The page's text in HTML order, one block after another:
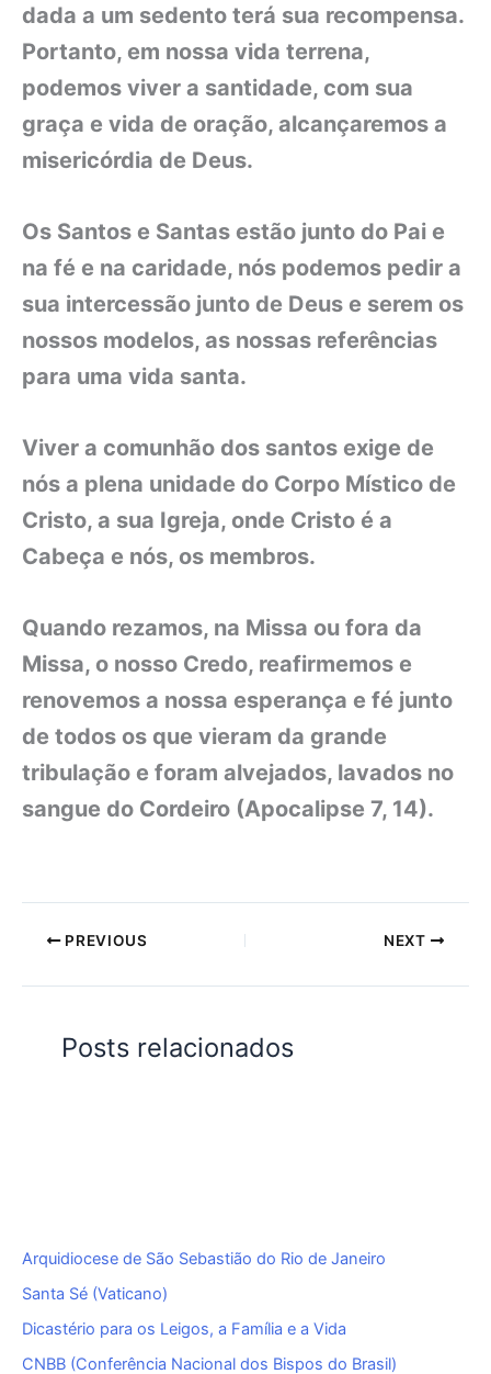
dada a um sedento terá sua recompensa.
Portanto, em nossa vida terrena,
podemos viver a santidade, com sua
graça e vida de oração, alcançaremos a
misericórdia de Deus.
Os Santos e Santas estão junto do Pai e
na fé e na caridade, nós podemos pedir a
sua intercessão junto de Deus e serem os
nossos modelos, as nossas referências
para uma vida santa.
Viver a comunhão dos santos exige de
nós a plena unidade do Corpo Místico de
Cristo, a sua Igreja, onde Cristo é a
Cabeça e nós, os membros.
Quando rezamos, na Missa ou fora da
Missa, o nosso Credo, reafirmemos e
renovemos a nossa esperança e fé junto
de todos os que vieram da grande
tribulação e foram alvejados, lavados no
sangue do Cordeiro (Apocalipse 7, 14).
PREVIOUS NEXT
Posts relacionados
Arquidiocese de São Sebastião do Rio de Janeiro
Santa Sé (Vaticano)
Dicastério para os Leigos, a Família e a Vida
CNBB (Conferência Nacional dos Bispos do Brasil)